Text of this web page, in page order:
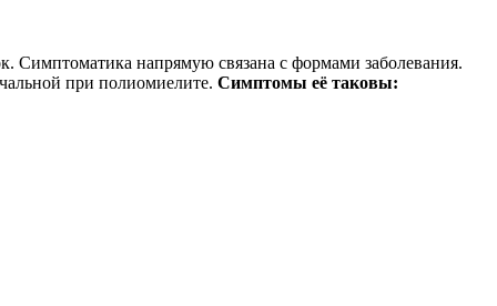
Симптоматика напрямую связана с формами заболевания.
при полиомиелите. Симптомы её таковы: